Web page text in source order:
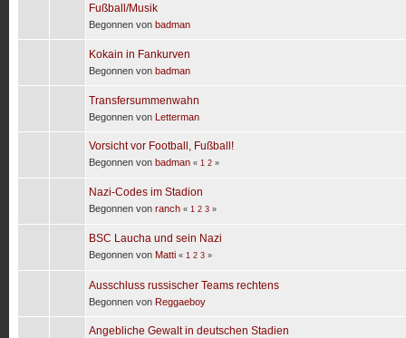
Fußball/Musik
Begonnen von badman
Kokain in Fankurven
Begonnen von badman
Transfersummenwahn
Begonnen von Letterman
Vorsicht vor Football, Fußball!
Begonnen von badman « 1 2 »
Nazi-Codes im Stadion
Begonnen von ranch « 1 2 3 »
BSC Laucha und sein Nazi
Begonnen von Matti « 1 2 3 »
Ausschluss russischer Teams rechtens
Begonnen von Reggaeboy
Angebliche Gewalt in deutschen Stadien